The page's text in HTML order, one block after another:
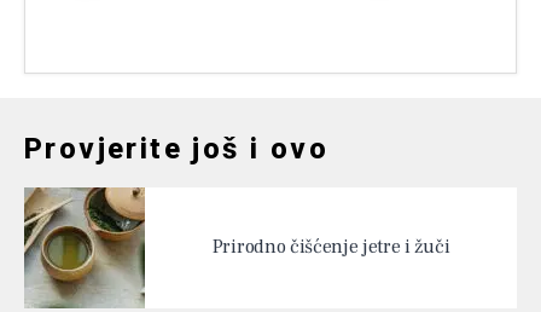
Provjerite još i ovo
Prirodno čišćenje jetre i žuči